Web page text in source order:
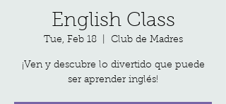
English Class
Tue, Feb 18
  |
Club de Madres
¡Ven y descubre lo divertido que puede
ser aprender inglés!